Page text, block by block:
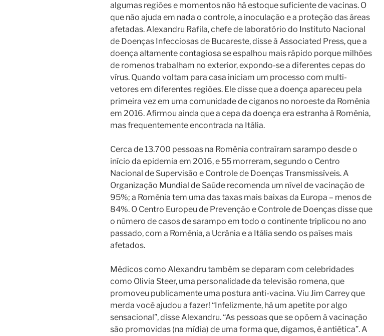
algumas regiões e momentos não há estoque suficiente de vacinas. O
que não ajuda em nada o controle, a inoculação e a proteção das áreas
afetadas. Alexandru Rafila, chefe de laboratório do Instituto Nacional
de Doenças Infecciosas de Bucareste, disse à Associated Press, que a
doença altamente contagiosa se espalhou mais rápido porque milhões
de romenos trabalham no exterior, expondo-se a diferentes cepas do
vírus. Quando voltam para casa iniciam um processo com multi-
vetores em diferentes regiões. Ele disse que a doença apareceu pela
primeira vez em uma comunidade de ciganos no noroeste da Romênia
em 2016. Afirmou ainda que a cepa da doença era estranha à Romênia,
mas frequentemente encontrada na Itália.
Cerca de 13.700 pessoas na Romênia contraíram sarampo desde o
início da epidemia em 2016, e 55 morreram, segundo o Centro
Nacional de Supervisão e Controle de Doenças Transmissíveis. A
Organização Mundial de Saúde recomenda um nível de vacinação de
95%; a Romênia tem uma das taxas mais baixas da Europa – menos de
84%. O Centro Europeu de Prevenção e Controle de Doenças disse que
o número de casos de sarampo em todo o continente triplicou no ano
passado, com a Romênia, a Ucrânia e a Itália sendo os países mais
afetados.
Médicos como Alexandru também se deparam com celebridades
como Olivia Steer, uma personalidade da televisão romena, que
promoveu publicamente uma postura anti-vacina. Viu Jim Carrey que
merda você ajudou a fazer! “Infelizmente, há um apetite por algo
sensacional”, disse Alexandru. “As pessoas que se opõem à vacinação
são promovidas (na mídia) de uma forma que, digamos, é antiética”. A